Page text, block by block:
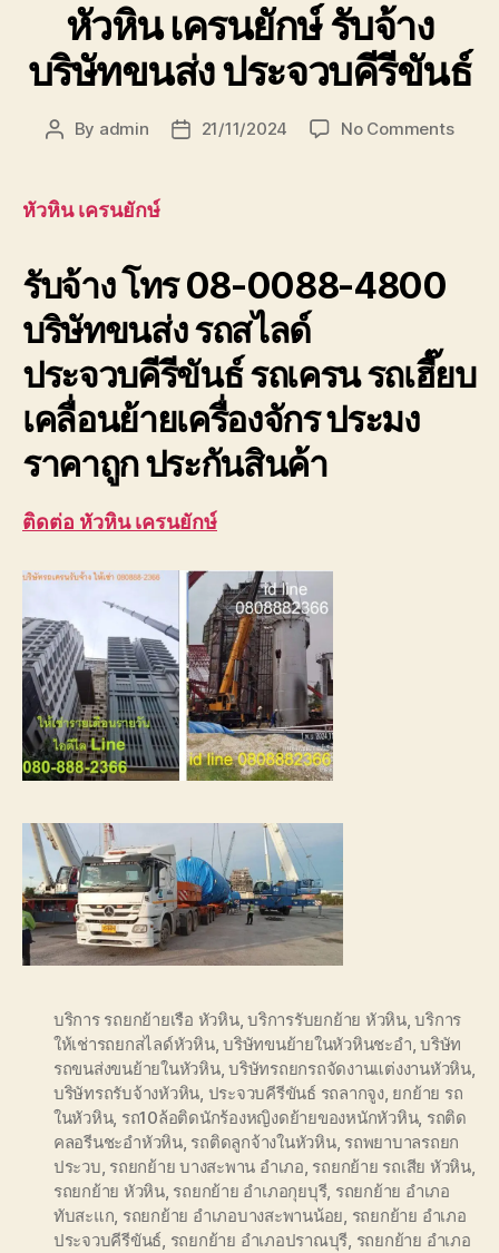
หัวหิน เครนยักษ์ รับจ้าง
บริษัทขนส่ง ประจวบคีรีขันธ์
Post
By admin
Post21/11/2024 No Commentson
หัวหิน เครนยักษ์
รับจ้าง โทร 08-0088-4800
บริษัทขนส่ง รถสไลด์
ประจวบคีรีขันธ์ รถเครน รถเฮี๊ยบ
เคลื่อนย้ายเครื่องจักร ประมง
ราคาถูก ประกันสินค้า
ติดต่อ หัวหิน เครนยักษ์
บริการ รถยกย้ายเรือ หัวหิน,บริการรับยกย้าย หัวหิน,บริการ
ให้เช่ารถยกสไลด์หัวหิน,บริษัทขนย้ายในหัวหินชะอำ,บริษัท
รถขนส่งขนย้ายในหัวหิน,บริษัทรถยกรถจัดงานแต่งงานหัวหิน,
บริษัทรถรับจ้างหัวหิน, ประจวบคีรีขันธ์ รถลากจูง, ยกย้าย รถ
ในหัวหิน, รถ10ล้อติดนักร้องหญิงดย้ายของหนักหัวหิน, รถติด
คลอรีนชะอำหัวหิน, รถติดลูกจ้างในหัวหิน, รถพยาบาลรถยก
ประวบ, รถยกย้าย บางสะพาน อำเภอ, รถยกย้าย รถเสีย หัวหิน,
รถยกย้าย หัวหิน, รถยกย้าย อำเภอกุยบุรี, รถยกย้าย อำเภอ
ทับสะแก, รถยกย้าย อำเภอบางสะพานน้อย, รถยกย้าย อำเภอ
ประจวบคีรีขันธ์, รถยกย้าย อำเภอปราณบุรี, รถยกย้าย อำเภอ